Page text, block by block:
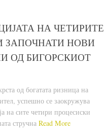
НА ЧЕТИРИТЕ
ЗАПОЧНАТИ НОВИ
ОД БИГОРСКИОТ
од богатата ризница на
успешно се заокружува
на сите четири процесиски
стручна Read More